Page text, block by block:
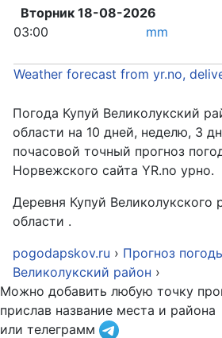
Вторник 18-08-2026
03:00
mm
Weather forecast from yr.no,
Погода Купуй Великолукский
области на 10 дней, неделю, 3
почасовой точный прогноз
Норвежского сайта YR.no урно.
Деревня Купуй Великолукского
области .
pogodapskov.ru › Прогноз
Великолукский район ›
Можно добавить любую точку
прислав название места и района
или телеграмм